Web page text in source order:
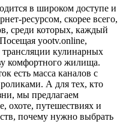
в широком доступе и
ресурсом, скорее всего,
среди которых, каждый
yootv.online,
трансляции кулинарных
комфортного жилища.
есть масса каналов с
А для тех, кто
мы предлагаем
охоте, путешествиях и
почему нужно выбрать